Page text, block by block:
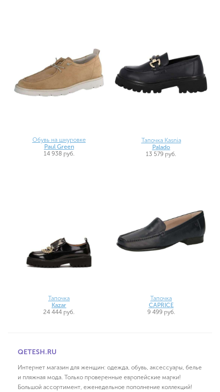
Обувь на шнуровке
Paul Green
14 938 руб.
Тапочка Kasnia
Palado
13 579 руб.
Тапочка
Kazar
24 444 руб.
Тапочка
CAPRICE
9 499 руб.
QETESH.RU
Интернет магазин для женщин: одежда, обувь, аксессуары, белье
и пляжная мода. Только проверенные европейские марки!
Большой ассортимент, еженедельное пополнение коллекций!